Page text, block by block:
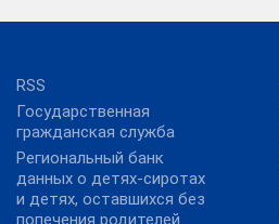
RSS
Государственная
гражданская служба
Региональный банк
данных о детях-сиротах
и детях, оставшихся без
попечения родителей